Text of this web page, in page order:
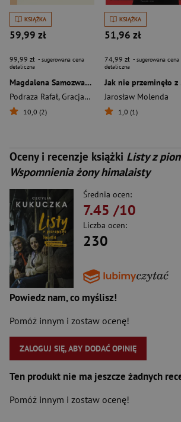
KSIĄŻKA
59,99 zł
99,99 zł - sugerowana cena
detaliczna
Magdalena Samozwaniec. 91 wspomnień o pierwszej damie polskiej satyry
Podraza Rafał,Gracjana Miller-Zielińska
10,0 (2)
KSIĄŻKA
51,96 zł
74,99 zł - sugerowana cena
detaliczna
Jarosław Molenda
1,0 (1)
Oceny i recenzje książki Listy z
Wspomnienia żony himalaisty
Średnia ocen:
7.45 /10
Liczba ocen:
230
Powiedz nam, co myślisz!
Pomóż innym i zostaw ocenę!
ZALOGUJ SIĘ, ABY DODAĆ OPINIĘ
Ten produkt nie ma jeszcze żadnych
Pomóż innym i zostaw ocenę!